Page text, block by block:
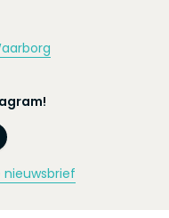
nieuwsbrief